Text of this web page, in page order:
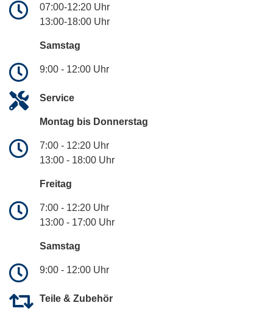
07:00-12:20 Uhr
13:00-18:00 Uhr
Samstag
9:00 - 12:00 Uhr
Service
Montag bis Donnerstag
7:00 - 12:20 Uhr
13:00 - 18:00 Uhr
Freitag
7:00 - 12:20 Uhr
13:00 - 17:00 Uhr
Samstag
9:00 - 12:00 Uhr
Teile & Zubehör